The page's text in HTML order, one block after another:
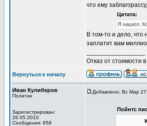
что ему
Цитата:
Я нашел.
В том-то и дело, что
заплатит вам
Отказ от стоимости
Вернуться к началу
Иван Кулиберов
Политик
Зарегистрирован:
26.05.2010
Сообщения: 958
Добавлено: Вс Мар
Пойнтс